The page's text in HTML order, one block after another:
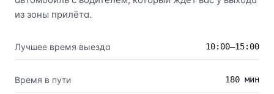
из зоны прилёта.
Лучшее время выезда 10:00–15:00
Время в пути 180 мин